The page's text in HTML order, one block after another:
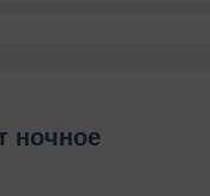
ночное